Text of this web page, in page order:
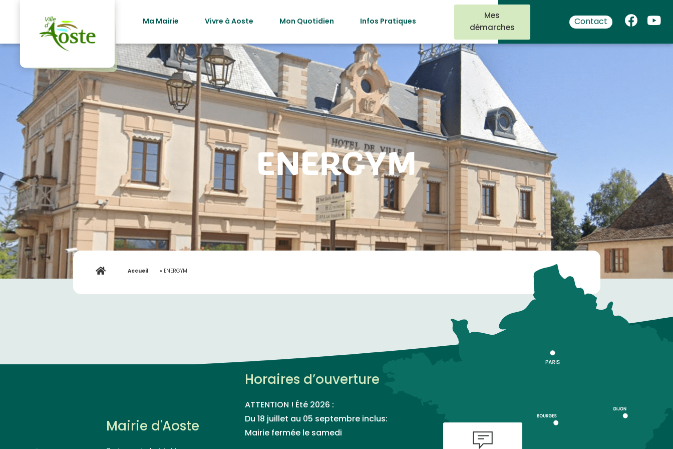
Ma Mairie
Vivre à Aoste Mon Quotidien Infos Pratiques
Mes
démarches
Contact
ENERGYM
Accueil » ENERGYM
Mairie d'Aoste
Horaires d’ouverture
ATTENTION ! Été 2026 :
Du 18 juillet au 05 septembre inclus:
Mairie fermée le samedi